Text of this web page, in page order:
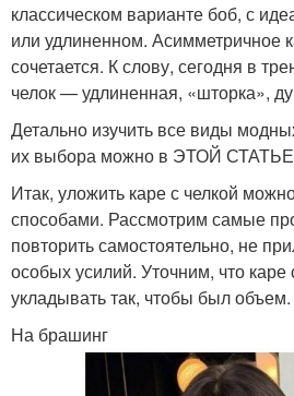
классическом варианте боб, с
или удлиненном. Асимметричное
сочетается. К слову, сегодня в
челок — удлиненная, «шторка»,
Детально изучить все виды
их выбора можно в ЭТОЙ
Итак, уложить каре с челкой
способами. Рассмотрим самые
повторить самостоятельно, не
особых усилий. Уточним, что каре
укладывать так, чтобы был объем.
На брашинг